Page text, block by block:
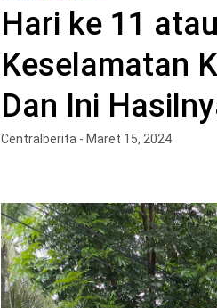
Hari ke 11
Keselamatan
Dan Ini
Centralberita - Maret 15, 2024